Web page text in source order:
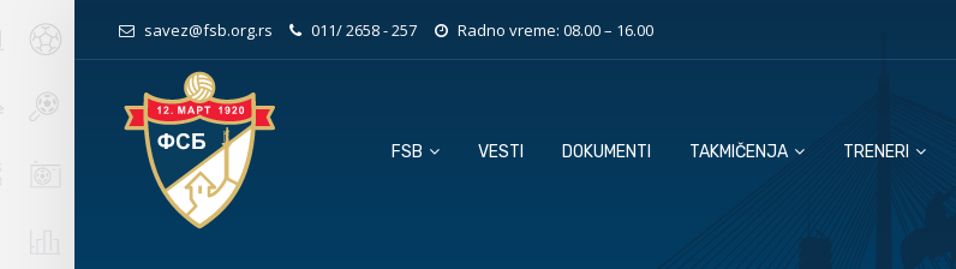
savez@fsb.org.rs 011/ 2658 - 257 Radno vreme: 08.00 – 16.00
FSB VESTI DOKUMENTI TAKMIČENJA TRENERI